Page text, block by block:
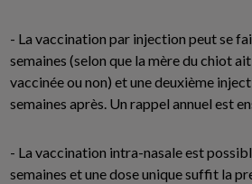
- La vaccination par injection peut se
semaines (selon que la mère du chiot
vaccinée ou non) et une deuxième
semaines après. Un rappel annuel est
- La vaccination intra-nasale est
semaines et une dose unique suffit la